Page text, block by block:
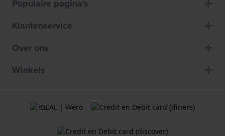
Populaire pagina's
Klantenservice
Over ons
Winkels